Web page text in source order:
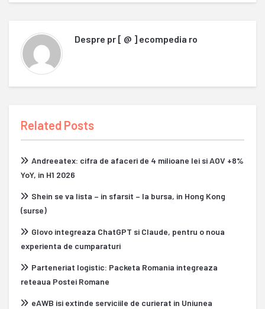
Despre pr [ @ ] ecompedia ro
Related Posts
Andreeatex: cifra de afaceri de 4 milioane lei si AOV +8%
YoY, in H1 2026
Shein se va lista – in sfarsit – la bursa, in Hong Kong
(surse)
Glovo integreaza ChatGPT si Claude, pentru o noua
experienta de cumparaturi
Parteneriat logistic: Packeta Romania integreaza
reteaua Postei Romane
eAWB isi extinde serviciile de curierat in Uniunea